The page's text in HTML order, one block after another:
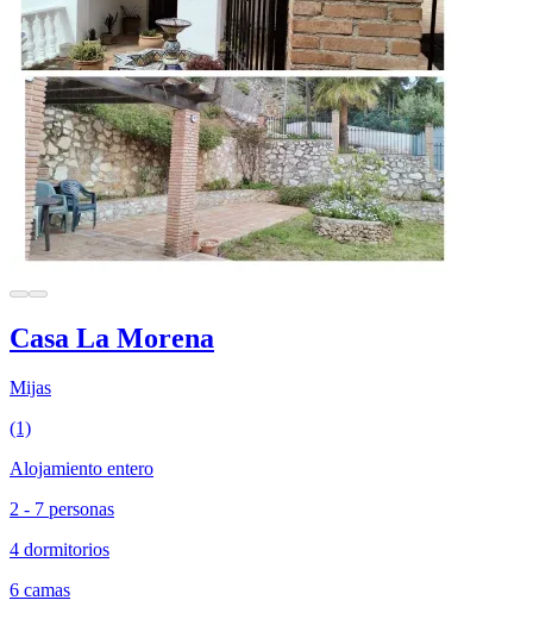
Casa La Morena
Mijas
(1)
Alojamiento entero
2 - 7 personas
4 dormitorios
6 camas